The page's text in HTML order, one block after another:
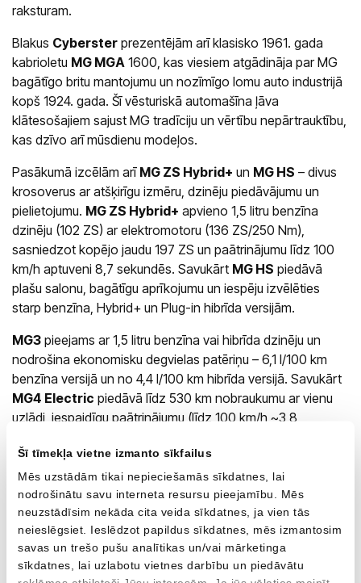
Šī tīmekļa vietne izmanto sīkfailus
Mēs uzstādām tikai nepieciešamās sīkdatnes, lai
nodrošinātu savu interneta resursu pieejamību. Mēs
neuzstādīsim nekāda cita veida sīkdatnes, ja vien tās
neieslēgsiet. Ieslēdzot papildus sīkdatnes, mēs izmantosim
savas un trešo pušu analītikas un/vai mārketinga
sīkdatnes, lai uzlabotu vietnes darbību un piedāvātu
raksturam.
Blakus Cyberster prezentējām arī klasisko 1961. gada
kabrioletu MG MGA 1600, kas viesiem atgādināja par MG
bagātīgo britu mantojumu un nozīmīgo lomu auto industrijā
kopš 1924. gada. Šī vēsturiskā automašīna ļāva
klātesošajiem sajust MG tradīciju un vērtību nepārtrauktību,
kas dzīvo arī mūsdienu modeļos.
Pasākumā izcēlām arī MG ZS Hybrid+ un MG HS – divus
krosoverus ar atšķirīgu izmēru, dzinēju piedāvājumu un
pielietojumu. MG ZS Hybrid+ apvieno 1,5 litru benzīna
dzinēju (102 ZS) ar elektromotoru (136 ZS/250 Nm),
sasniedzot kopējo jaudu 197 ZS un paātrinājumu līdz 100
km/h aptuveni 8,7 sekundēs. Savukārt MG HS piedāvā
plašu salonu, bagātīgu aprīkojumu un iespēju izvēlēties
starp benzīna, Hybrid+ un Plug-in hibrīda versijām.
MG3 pieejams ar 1,5 litru benzīna vai hibrīda dzinēju un
nodrošina ekonomisku degvielas patēriņu – 6,1 l/100 km
benzīna versijā un no 4,4 l/100 km hibrīda versijā. Savukārt
MG4 Electric piedāvā līdz 530 km nobraukumu ar vienu
uzlādi, iespaidīgu paātrinājumu (līdz 100 km/h ~3,8
Visi MG modeļi tiek piegādāti ar 7 gadu ražotāja garantiju
un pilnu servisa atbalstu mūsu
AUTOBRAVA Motors
Krastadīlercentrā. Mēs rūpējamies, lai ikviens mūsu klients
iegūtu ne tikai kvalitatīvu automašīnu, bet arī visaptverošu
un uzticamu servisu.
Gaidām Jūs AUTOBRAVA Motors Krasta, lai